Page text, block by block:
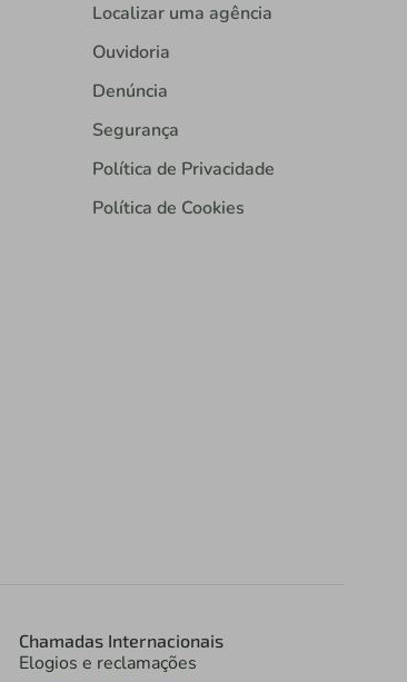
Localizar uma agência
Ouvidoria
Denúncia
Segurança
Política de Privacidade
Política de Cookies
Chamadas Internacionais
Elogios e reclamações